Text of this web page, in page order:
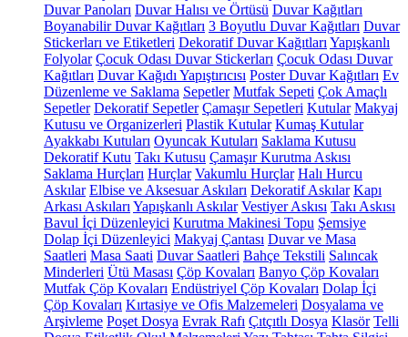
Duvar Panoları Duvar Halısı ve Örtüsü Duvar Kağıtları
Boyanabilir Duvar Kağıtları 3 Boyutlu Duvar Kağıtları Duvar
Stickerları ve Etiketleri Dekoratif Duvar Kağıtları Yapışkanlı
Folyolar Çocuk Odası Duvar Stickerları Çocuk Odası Duvar
Kağıtları Duvar Kağıdı Yapıştırıcısı Poster Duvar Kağıtları Ev
Düzenleme ve Saklama Sepetler Mutfak Sepeti Çok Amaçlı
Sepetler Dekoratif Sepetler Çamaşır Sepetleri Kutular Makyaj
Kutusu ve Organizerleri Plastik Kutular Kumaş Kutular
Ayakkabı Kutuları Oyuncak Kutuları Saklama Kutusu
Dekoratif Kutu Takı Kutusu Çamaşır Kurutma Askısı
Saklama Hurçları Hurçlar Vakumlu Hurçlar Halı Hurcu
Askılar Elbise ve Aksesuar Askıları Dekoratif Askılar Kapı
Arkası Askıları Yapışkanlı Askılar Vestiyer Askısı Takı Askısı
Bavul İçi Düzenleyici Kurutma Makinesi Topu Şemsiye
Dolap İçi Düzenleyici Makyaj Çantası Duvar ve Masa
Saatleri Masa Saati Duvar Saatleri Bahçe Tekstili Salıncak
Minderleri Ütü Masası Çöp Kovaları Banyo Çöp Kovaları
Mutfak Çöp Kovaları Endüstriyel Çöp Kovaları Dolap İçi
Çöp Kovaları Kırtasiye ve Ofis Malzemeleri Dosyalama ve
Arşivleme Poşet Dosya Evrak Rafı Çıtçıtlı Dosya Klasör Telli